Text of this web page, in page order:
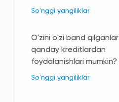
So'nggi yangiliklar
O'zini o'zi band qilganlar
qanday kreditlardan
foydalanishlari mumkin?
So'nggi yangiliklar